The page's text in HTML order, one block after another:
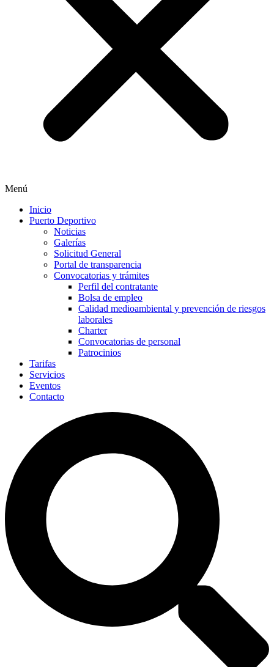
Menú
Inicio
Puerto Deportivo
Noticias
Galerías
Solicitud General
Portal de transparencia
Convocatorias y trámites
Perfil del contratante
Bolsa de empleo
Calidad medioambiental y prevención de riesgos
laborales
Charter
Convocatorias de personal
Patrocinios
Tarifas
Servicios
Eventos
Contacto